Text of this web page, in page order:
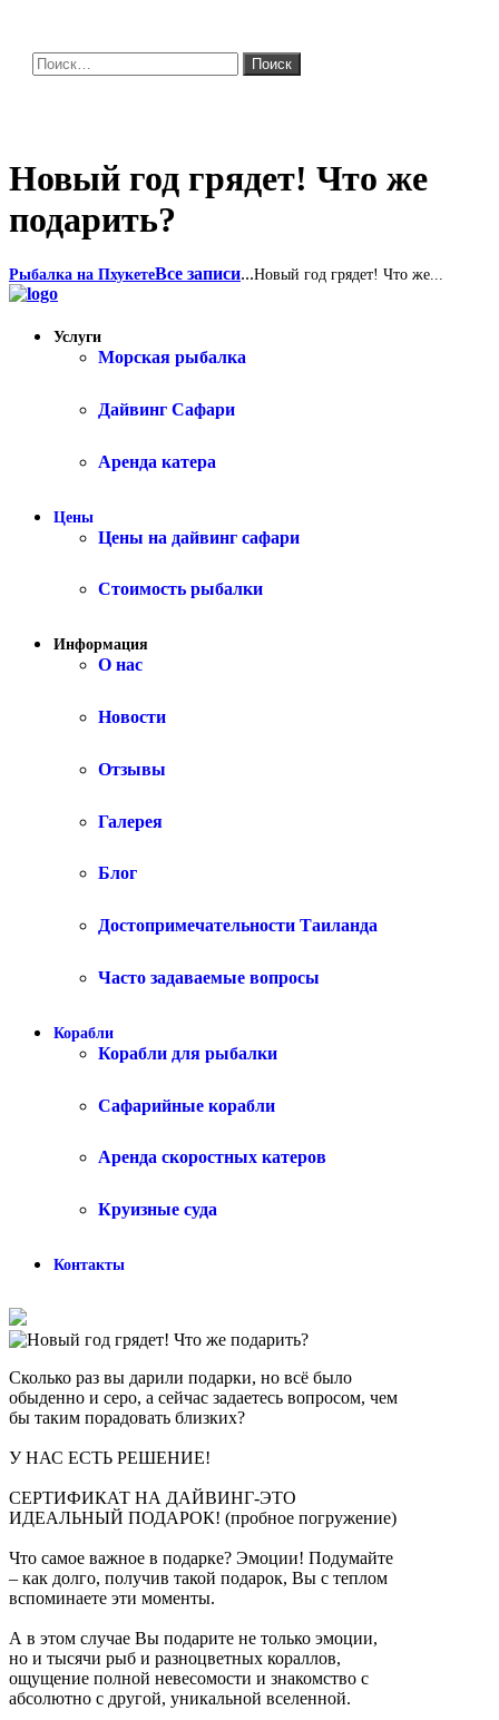
Найти:
Новый год грядет! Что же
подарить?
Рыбалка на ПхукетеВсе записи...Новый год грядет! Что же...
Услуги
Морская рыбалка
Дайвинг Сафари
Аренда катера
Цены
Цены на дайвинг сафари
Стоимость рыбалки
Информация
О нас
Новости
Отзывы
Галерея
Блог
Достопримечательности Таиланда
Часто задаваемые вопросы
Корабли
Корабли для рыбалки
Сафарийные корабли
Аренда скоростных катеров
Круизные суда
Контакты
Сколько раз вы дарили подарки, но всё было
обыденно и серо, а сейчас задаетесь вопросом, чем
бы таким порадовать близких?
У НАС ЕСТЬ РЕШЕНИЕ!
СЕРТИФИКАТ НА ДАЙВИНГ-ЭТО
ИДЕАЛЬНЫЙ ПОДАРОК! (пробное погружение)
Что самое важное в подарке? Эмоции! Подумайте
– как долго, получив такой подарок, Вы с теплом
вспоминаете эти моменты.
А в этом случае Вы подарите не только эмоции,
но и тысячи рыб и разноцветных кораллов,
ощущение полной невесомости и знакомство с
абсолютно с другой, уникальной вселенной.